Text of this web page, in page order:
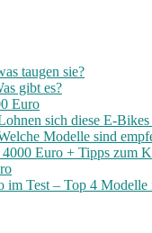
taugen sie?
gibt es?
Euro
sich diese E-
Modelle sind
Euro + Tipps zum
im Test – Top 4 Modelle